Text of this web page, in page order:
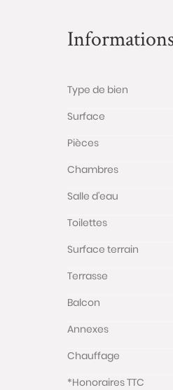
Type de bien
Surface
Pièces
Chambres
Salle d'eau
Toilettes
Surface terrain
Terrasse
Balcon
Annexes
Chauffage
*Honoraires TTC